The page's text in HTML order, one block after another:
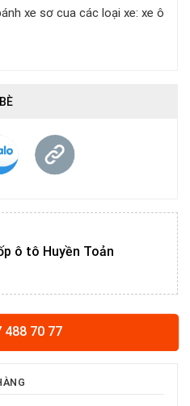
xe sơ cua các loại xe: xe ô
ô tô Huyền Toản
488 70 77